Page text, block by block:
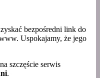
bezpośredni link do
Uspokajamy, że jego
szczęście serwis
.